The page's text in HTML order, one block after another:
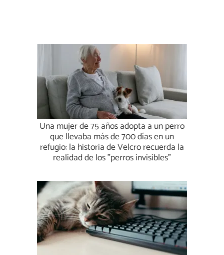
Una mujer de 75 años adopta a un perro
que llevaba más de 700 días en un
refugio: la historia de Velcro recuerda la
realidad de los "perros invisibles"